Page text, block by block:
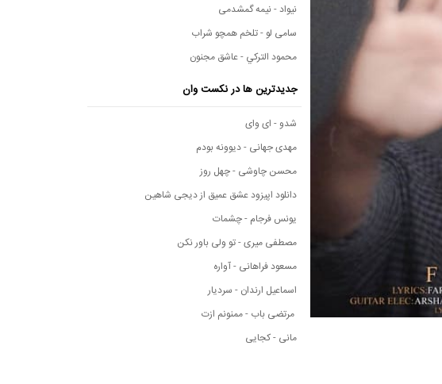
نیواد - نیمه گمشدمی
سامی لو - تلخم همچو شراب
محمود التركي - عاشق مجنون
جدیدترین ها در نکست وان
شدو - ای وای
مهدی جهانی - دیوونه بودم
محسن چاوشی - چهل روز
دانلود اپیزود عشق عمیق از دیجی شاهین
یونس فرجام - چشمات
مصطفی میری - تو ولی باور نکن
مسعود فراهانی - آواره
اسماعیل ارندان - سردیار
مرتضی باب - ممنونم ازت
مانی - کجایی